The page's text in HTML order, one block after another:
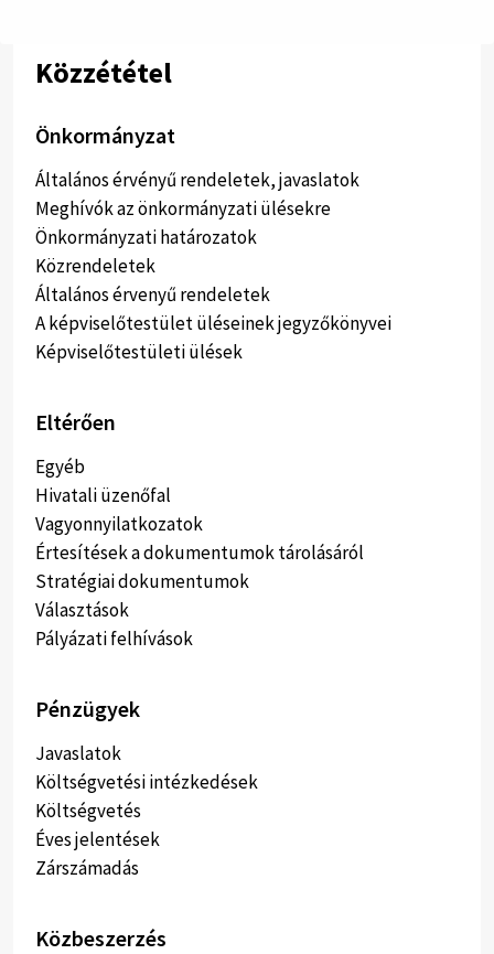
Közzététel
Önkormányzat
Általános érvényű rendeletek, javaslatok
Meghívók az önkormányzati ülésekre
Önkormányzati határozatok
Közrendeletek
Általános érvenyű rendeletek
A képviselőtestület üléseinek jegyzőkönyvei
Képviselőtestületi ülések
Eltérően
Egyéb
Hivatali üzenőfal
Vagyonnyilatkozatok
Értesítések a dokumentumok tárolásáról
Stratégiai dokumentumok
Választások
Pályázati felhívások
Pénzügyek
Javaslatok
Költségvetési intézkedések
Költségvetés
Éves jelentések
Zárszámadás
Közbeszerzés